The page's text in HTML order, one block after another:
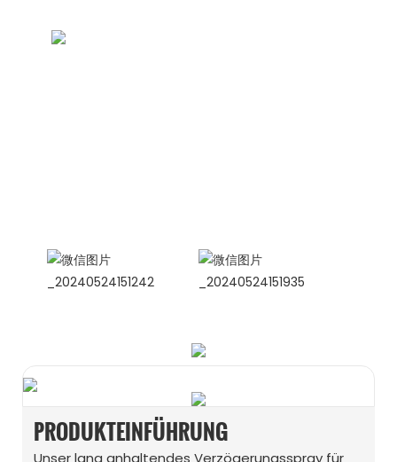
PRODUKTEINFÜHRUNG
Unser lang anhaltendes Verzögerungsspray für